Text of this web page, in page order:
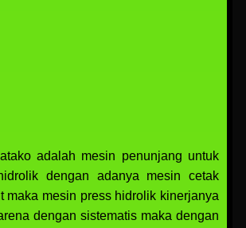
adalah mesin penunjang untuk
dengan adanya mesin cetak
maka mesin press hidrolik kinerjanya
dengan sistematis maka dengan